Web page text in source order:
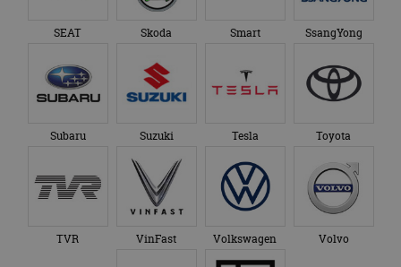
SEAT Skoda Smart SsangYong
Subaru Suzuki Tesla Toyota
TVR VinFast Volkswagen Volvo